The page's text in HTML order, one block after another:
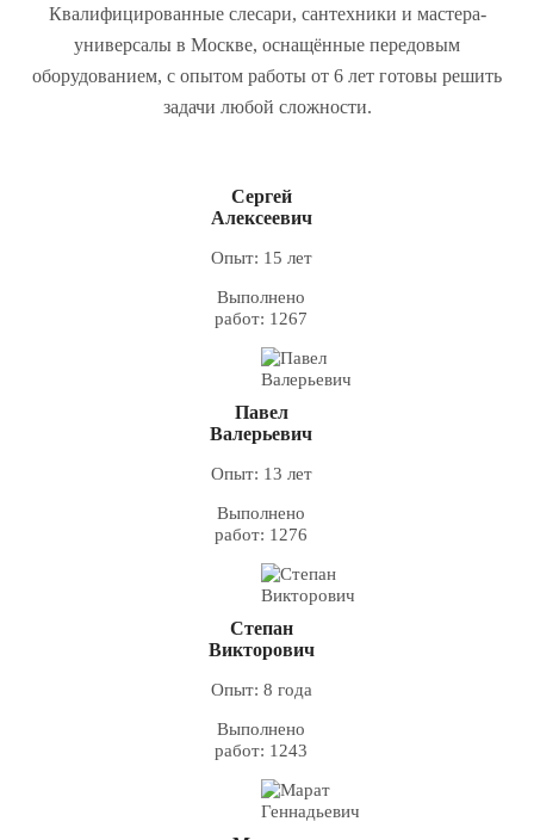
Квалифицированные слесари, сантехники и мастера-
универсалы в Москве, оснащённые передовым
оборудованием, с опытом работы от 6 лет готовы решить
задачи любой сложности.
Сергей
Алексеевич
Опыт: 15 лет
Выполнено
работ: 1267
Павел
Валерьевич
Опыт: 13 лет
Выполнено
работ: 1276
Степан
Викторович
Опыт: 8 года
Выполнено
работ: 1243